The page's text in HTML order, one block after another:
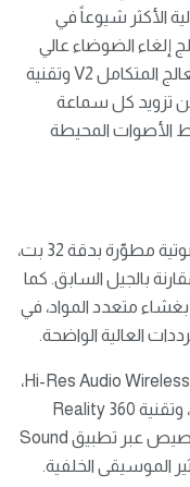
الأكثر شيوعاً في
إلغاء الضوضاء عالي
الدقة QN3e من الجيل التالي، إلى جانب المعالج المتكامل V2 وتقنية
تزويد كل سماعة
الأصوات المحيطة
تعتمد السماعات على منظومة معالجة صوتية مطوّرة بدقة 32 بت،
بالجيل السابق. كما
متعدد المواد، في
العالية الواضحة.
وتدعم السماعات تقنيات متقدمة تشمل Hi-Res Audio Wireless،
ومحرك تحسين الصوت DSEE Extreme، وتقنية 360 Reality
Audio، إضافة إلى معادل صوتي قابل للتخصيص عبر تطبيق Sound